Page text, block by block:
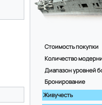
Стоимость покупки
Количество
Диапазон уровней
Бронирование
Живучесть